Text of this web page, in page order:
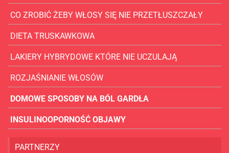
CO ZROBIĆ ŻEBY WŁOSY SIĘ NIE PRZETŁUSZCZAŁY
DIETA TRUSKAWKOWA
LAKIERY HYBRYDOWE KTÓRE NIE UCZULAJĄ
ROZJAŚNIANIE WŁOSÓW
DOMOWE SPOSOBY NA BÓL GARDŁA
INSULINOOPORNOŚĆ OBJAWY
PARTNERZY